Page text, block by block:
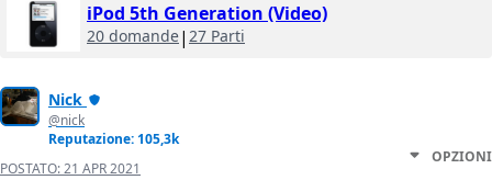
iPod 5th Generation (Video)
20 domande| 27 Parti
Nick
@nick
Reputazione: 105,3k
POSTATO:21 APR 2021
OPZIONI